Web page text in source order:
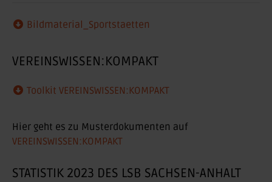
Bildmaterial_Sportstaetten
VEREINSWISSEN:KOMPAKT
Toolkit VEREINSWISSEN:KOMPAKT
Hier geht es zu Musterdokumenten auf
VEREINSWISSEN:KOMPAKT
STATISTIK 2023 DES LSB SACHSEN-ANHALT